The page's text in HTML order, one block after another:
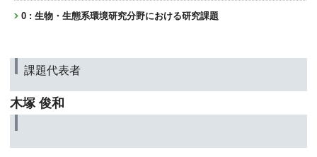
0 : 生物・生態系環境研究分野における研究課題
課題代表者
木塚 俊和